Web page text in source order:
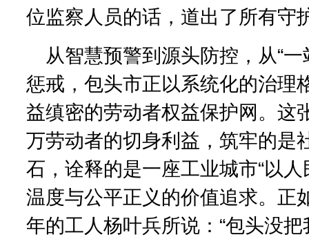
位监察人员的话，道出了所有守
从智慧预警到源头防控，从“
惩戒，包头市正以系统化的治理
益缜密的劳动者权益保护网。这
万劳动者的切身利益，筑牢的是
石，诠释的是一座工业城市“以人
温度与公平正义的价值追求。正
年的工人杨叶兵所说：“包头没